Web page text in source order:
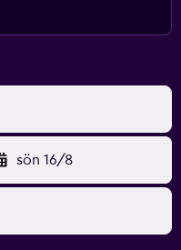
sön 16/8